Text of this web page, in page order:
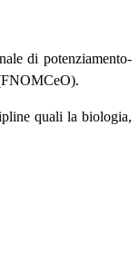
di potenziamento-
quali la biologia,